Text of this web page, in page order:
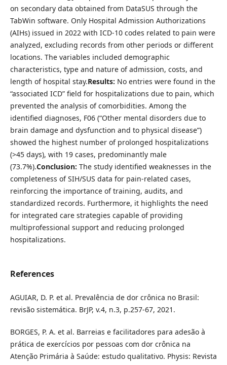
on secondary data obtained from DataSUS through the
TabWin software. Only Hospital Admission Authorizations
(AIHs) issued in 2022 with ICD-10 codes related to pain were
analyzed, excluding records from other periods or different
locations. The variables included demographic
characteristics, type and nature of admission, costs, and
length of hospital stay.Results: No entries were found in the
“associated ICD” field for hospitalizations due to pain, which
prevented the analysis of comorbidities. Among the
identified diagnoses, F06 (“Other mental disorders due to
brain damage and dysfunction and to physical disease”)
showed the highest number of prolonged hospitalizations
(>45 days), with 19 cases, predominantly male
(73.7%).Conclusion: The study identified weaknesses in the
completeness of SIH/SUS data for pain-related cases,
reinforcing the importance of training, audits, and
standardized records. Furthermore, it highlights the need
for integrated care strategies capable of providing
multiprofessional support and reducing prolonged
hospitalizations.
References
AGUIAR, D. P. et al. Prevalência de dor crônica no Brasil:
revisão sistemática. BrJP, v.4, n.3, p.257-67, 2021.
BORGES, P. A. et al. Barreias e facilitadores para adesão à
prática de exercícios por pessoas com dor crônica na
Atenção Primária à Saúde: estudo qualitativo. Physis: Revista